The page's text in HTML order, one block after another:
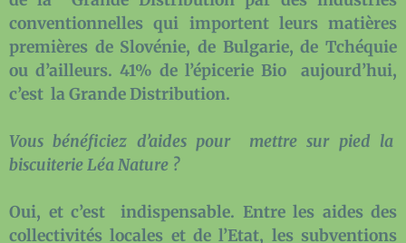
conventionnelles qui importent leurs matières
premières de Slovénie, de Bulgarie, de Tchéquie
ou d’ailleurs. 41% de l’épicerie Bio aujourd’hui,
c’est la Grande Distribution.
Vous bénéficiez d’aides pour mettre sur pied la
biscuiterie Léa Nature ?
Oui, et c’est indispensable. Entre les aides des
collectivités locales et de l’Etat, les subventions